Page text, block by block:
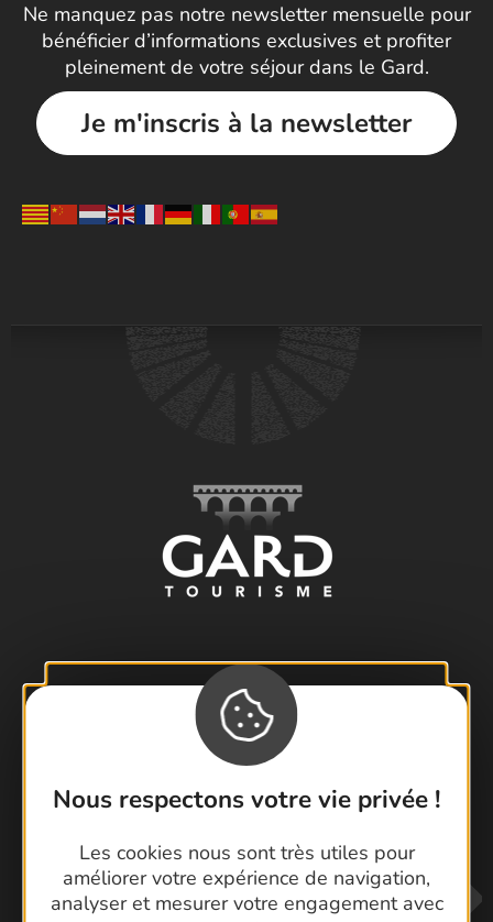
Nous respectons votre vie privée !
Les cookies nous sont très utiles pour
améliorer votre expérience de navigation,
analyser et mesurer votre engagement avec
Ne manquez pas notre newsletter mensuelle pour
bénéficier d’informations exclusives et profiter
pleinement de votre séjour dans le Gard.
Je m'inscris à la newsletter
Visiter le Pont du Gard en famille
Les Arènes de Nîmes
Escapade en Camargue
Randonnée en Cévennes